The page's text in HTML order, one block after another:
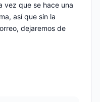
vez que se hace una
así que sin la
dejaremos de